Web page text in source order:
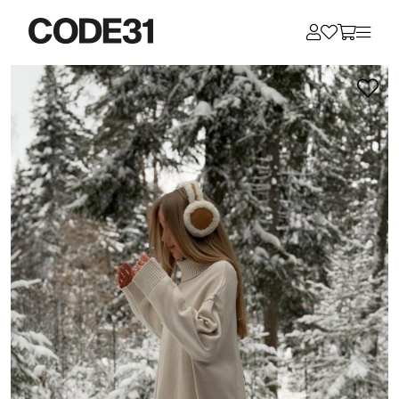
Для клиентов всех банков
Разбейте
оплатуна части
без переплат
График платежей
Сегодня
25%